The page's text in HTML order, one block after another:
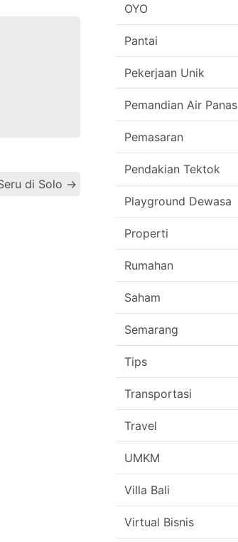
Post
navigation
di Solo →
OYO
Pantai
Pekerjaan Unik
Pemandian Air Panas
Pemasaran
Pendakian Tektok
Playground Dewasa
Properti
Rumahan
Saham
Semarang
Tips
Transportasi
Travel
UMKM
Villa Bali
Virtual Bisnis